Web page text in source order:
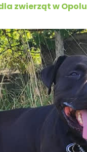
zwierząt w Opolu